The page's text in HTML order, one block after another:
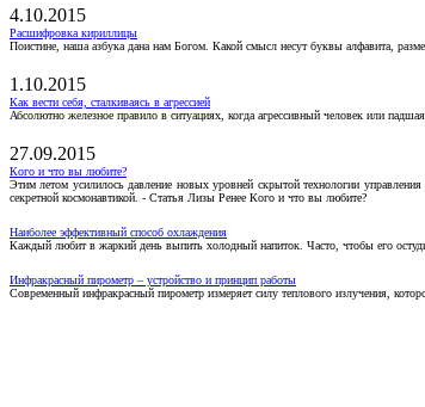
4.10.2015
Расшифровка кириллицы
Поистине, наша азбука дана нам Богом. Какой смысл несут буквы алфавита,
1.10.2015
Как вести себя, сталкиваясь в агрессией
Абсолютно железное правило в ситуациях, когда агрессивный человек или
27.09.2015
Кого и что вы любите?
Этим летом усилилось давление новых уровней скрытой технологии
секретной космонавтикой. - Статья Лизы Ренее Кого и что вы любите?
Наиболее эффективный способ охлаждения
Каждый любит в жаркий день выпить холодный напиток. Часто, чтобы его
Инфракрасный пирометр – устройство и принцип работы
Современный инфракрасный пирометр измеряет силу теплового излучения,